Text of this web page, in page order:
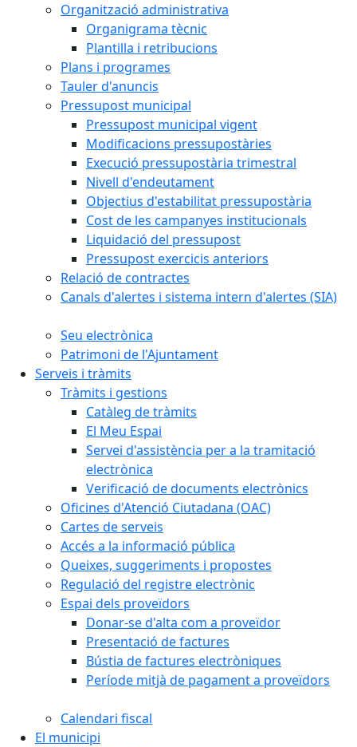
Organització administrativa
Organigrama tècnic
Plantilla i retribucions
Plans i programes
Tauler d'anuncis
Pressupost municipal
Pressupost municipal vigent
Modificacions pressupostàries
Execució pressupostària trimestral
Nivell d'endeutament
Objectius d'estabilitat pressupostària
Cost de les campanyes institucionals
Liquidació del pressupost
Pressupost exercicis anteriors
Relació de contractes
Canals d'alertes i sistema intern d'alertes (SIA)
Seu electrònica
Patrimoni de l'Ajuntament
Serveis i tràmits
Tràmits i gestions
Catàleg de tràmits
El Meu Espai
Servei d'assistència per a la tramitació
electrònica
Verificació de documents electrònics
Oficines d'Atenció Ciutadana (OAC)
Cartes de serveis
Accés a la informació pública
Queixes, suggeriments i propostes
Regulació del registre electrònic
Espai dels proveïdors
Donar-se d'alta com a proveïdor
Presentació de factures
Bústia de factures electròniques
Període mitjà de pagament a proveïdors
Calendari fiscal
El municipi